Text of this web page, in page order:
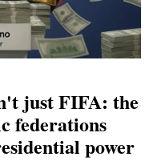
just FIFA: the
federations
power